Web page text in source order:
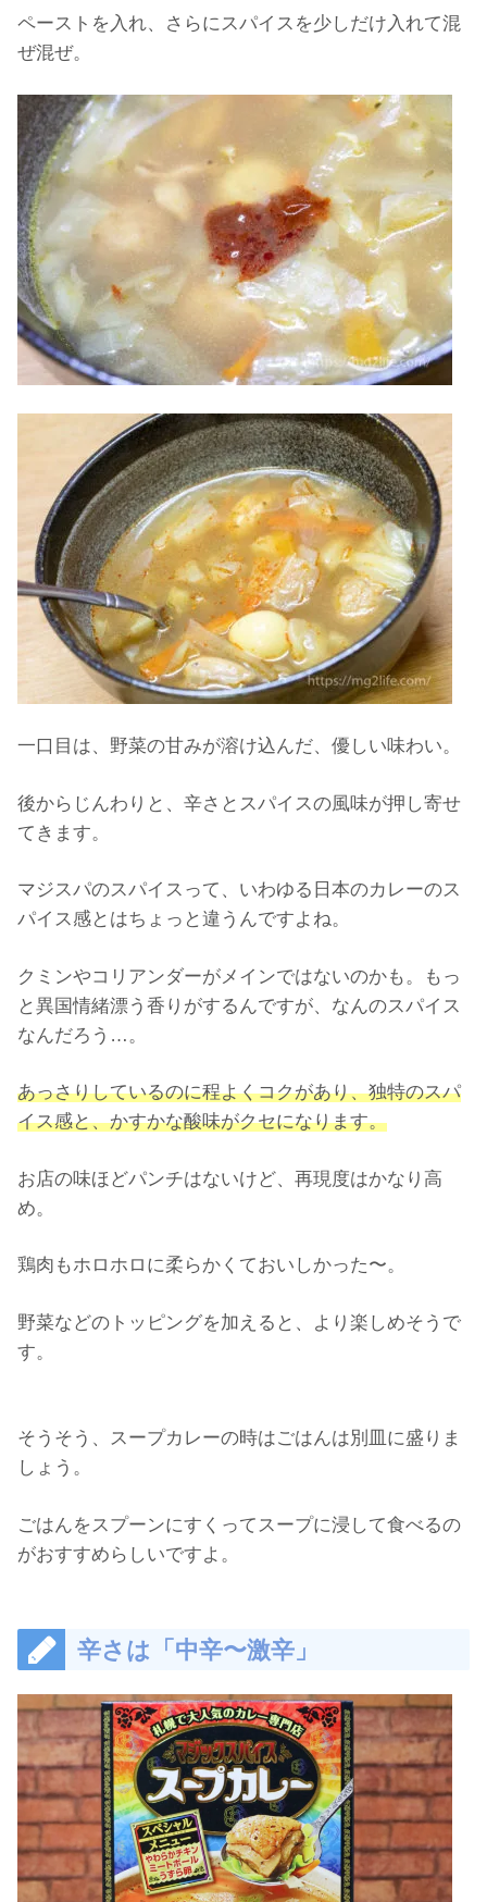
ペーストを入れ、さらにスパイスを少しだけ入れて混
ぜ混ぜ。
一口目は、野菜の甘みが溶け込んだ、優しい味わい。
後からじんわりと、辛さとスパイスの風味が押し寄せ
てきます。
マジスパのスパイスって、いわゆる日本のカレーのス
パイス感とはちょっと違うんですよね。
クミンやコリアンダーがメインではないのかも。もっ
と異国情緒漂う香りがするんですが、なんのスパイス
なんだろう…。
あっさりしているのに程よくコクがあり、独特のスパ
イス感と、かすかな酸味がクセになります。
お店の味ほどパンチはないけど、再現度はかなり高
め。
鶏肉もホロホロに柔らかくておいしかった〜。
野菜などのトッピングを加えると、より楽しめそうで
す。
そうそう、スープカレーの時はごはんは別皿に盛りま
しょう。
ごはんをスプーンにすくってスープに浸して食べるの
がおすすめらしいですよ。
辛さは「中辛〜激辛」